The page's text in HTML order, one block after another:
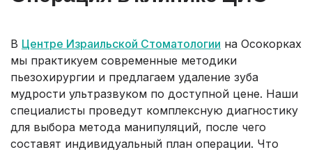
В Центре Израильской Стоматологии на Осокорках
мы практикуем современные методики
пьезохирургии и предлагаем удаление зуба
мудрости ультразвуком по доступной цене. Наши
специалисты проведут комплексную диагностику
для выбора метода манипуляций, после чего
составят индивидуальный план операции. Что